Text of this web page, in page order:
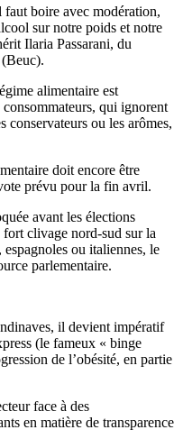
faut boire avec modération,
sur notre poids et notre
Ilaria Passarani, du
alimentaire est
consommateurs, qui ignorent
conservateurs ou les arômes,
doit encore être
prévu pour la fin avril.
avant les élections
clivage nord-sud sur la
ou italiennes, le
parlementaire.
il devient impératif
(le fameux « binge
de l’obésité, en partie
face à des
en matière de transparence